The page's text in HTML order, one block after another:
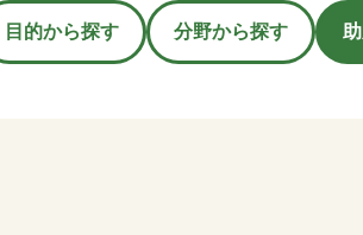
目的から探す 分野から探す